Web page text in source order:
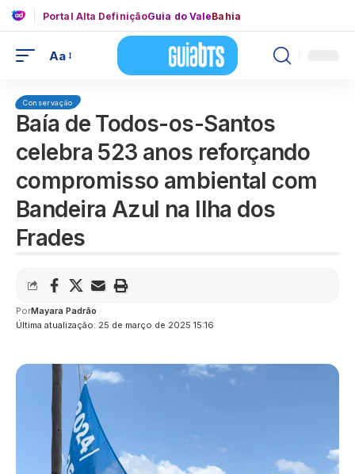
Portal Alta DefiniçãoGuia do ValeBahia
Aa
Conservação
Baía de Todos-os-Santos
celebra 523 anos reforçando
compromisso ambiental com
Bandeira Azul na Ilha dos
Frades
Última atualização: 25 de março de 2025 15:16
PorMayara Padrão